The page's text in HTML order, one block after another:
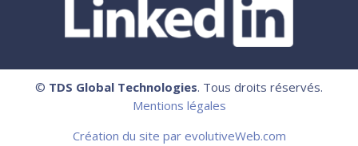
© TDS Global Technologies. Tous droits réservés.
Mentions légales
Création du site par evolutiveWeb.com